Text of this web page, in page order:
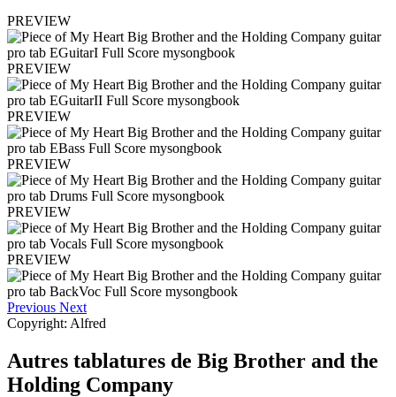
PREVIEW
PREVIEW
PREVIEW
PREVIEW
PREVIEW
PREVIEW
Previous Next
Copyright: Alfred
Autres tablatures de Big Brother and the
Holding Company